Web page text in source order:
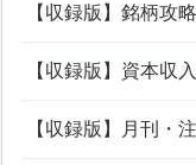
【収録版】銘柄攻
【収録版】資本収
【収録版】月刊・